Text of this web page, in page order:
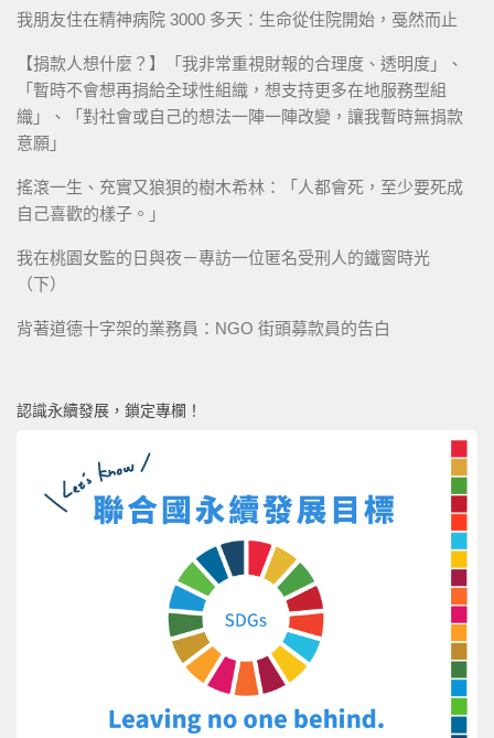
我朋友住在精神病院 3000 多天：生命從住院開始，戞然而止
【捐款人想什麼？】「我非常重視財報的合理度、透明度」、
「暫時不會想再捐給全球性組織，想支持更多在地服務型組
織」、「對社會或自己的想法一陣一陣改變，讓我暫時無捐款
意願」
搖滾一生、充實又狼狽的樹木希林：「人都會死，至少要死成
自己喜歡的樣子。」
我在桃園女監的日與夜－專訪一位匿名受刑人的鐵窗時光
（下）
背著道德十字架的業務員：NGO 街頭募款員的告白
認識永續發展，鎖定專欄！